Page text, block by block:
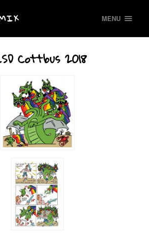
MENU
Cottbus 2018